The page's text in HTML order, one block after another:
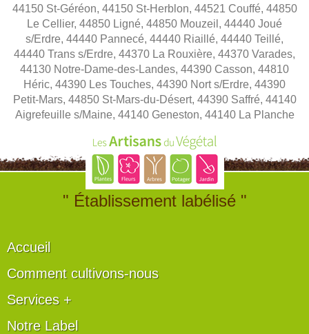
44150 St-Géréon, 44150 St-Herblon, 44521 Couffé, 44850
Le Cellier, 44850 Ligné, 44850 Mouzeil, 44440 Joué
s/Erdre, 44440 Pannecé, 44440 Riaillé, 44440 Teillé,
44440 Trans s/Erdre, 44370 La Rouxière, 44370 Varades,
44130 Notre-Dame-des-Landes, 44390 Casson, 44810
Héric, 44390 Les Touches, 44390 Nort s/Erdre, 44390
Petit-Mars, 44850 St-Mars-du-Désert, 44390 Saffré, 44140
Aigrefeuille s/Maine, 44140 Geneston, 44140 La Planche
" Établissement labélisé "
Accueil
Comment cultivons-nous
Services +
Notre Label